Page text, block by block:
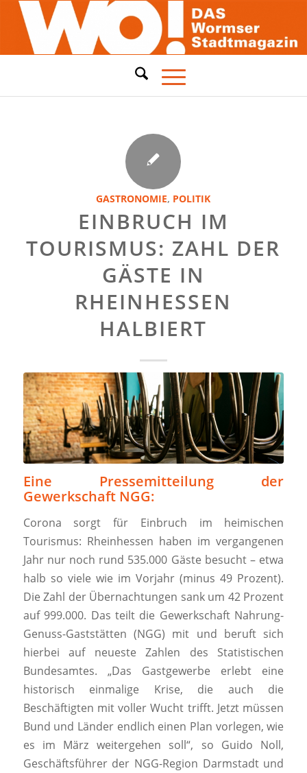
GASTRONOMIE, POLITIK
EINBRUCH IM
TOURISMUS: ZAHL DER
GÄSTE IN
RHEINHESSEN
HALBIERT
Eine Pressemitteilung der
Gewerkschaft NGG:
Corona sorgt für Einbruch im heimischen
Tourismus: Rheinhessen haben im vergangenen
Jahr nur noch rund 535.000 Gäste besucht – etwa
halb so viele wie im Vorjahr (minus 49 Prozent).
Die Zahl der Übernachtungen sank um 42 Prozent
auf 999.000. Das teilt die Gewerkschaft Nahrung-
Genuss-Gaststätten (NGG) mit und beruft sich
hierbei auf neueste Zahlen des Statistischen
Bundesamtes. „Das Gastgewerbe erlebt eine
historisch einmalige Krise, die auch die
Beschäftigten mit voller Wucht trifft. Jetzt müssen
Bund und Länder endlich einen Plan vorlegen, wie
es im März weitergehen soll“, so Guido Noll,
Geschäftsführer der NGG-Region Darmstadt und